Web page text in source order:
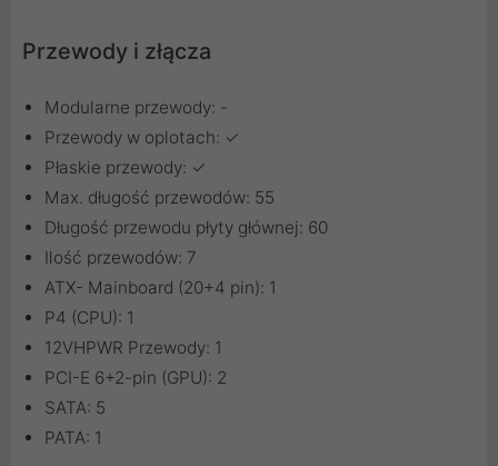
Przewody i złącza
Modularne przewody: -
Przewody w oplotach: ✓
Płaskie przewody: ✓
Max. długość przewodów: 55
Długość przewodu płyty głównej: 60
Ilość przewodów: 7
ATX- Mainboard (20+4 pin): 1
P4 (CPU): 1
12VHPWR Przewody: 1
PCI-E 6+2-pin (GPU): 2
SATA: 5
PATA: 1